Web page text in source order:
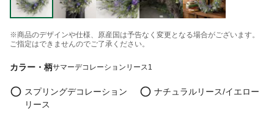
※商品のデザインや仕様、原産国は予告なく変更となる場合がございます。
ご指定はできませんのでご了承ください。
カラー・柄サマーデコレーションリース1
スプリングデコレーション
リース
ナチュラルリース/イエロー